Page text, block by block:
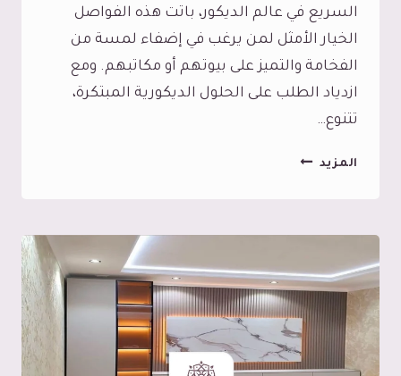
السريع في عالم الديكور، باتت هذه الفواصل
الخيار الأمثل لمن يرغب في إضفاء لمسة من
الفخامة والتميز على بيوتهم أو مكاتبهم. ومع
ازدياد الطلب على الحلول الديكورية المبتكرة،
تتنوع…
المزيدحواجز
الشامل
لاختيار
أفضل
فواصل